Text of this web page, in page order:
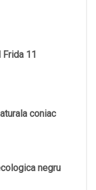
11
coniac
negru